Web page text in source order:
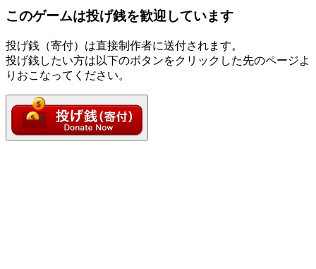
このゲームは投げ銭を歓迎しています
投げ銭（寄付）は直接制作者に送付されます。
投げ銭したい方は以下のボタンをクリックした先のページよ
りおこなってください。